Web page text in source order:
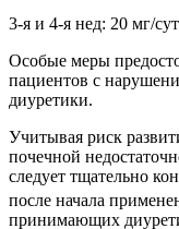
3-я и 4-я нед: 20 мг/
Особые меры
пациентов с
диуретики.
Учитывая риск
почечной
следует тщательно
после начала
принимающих